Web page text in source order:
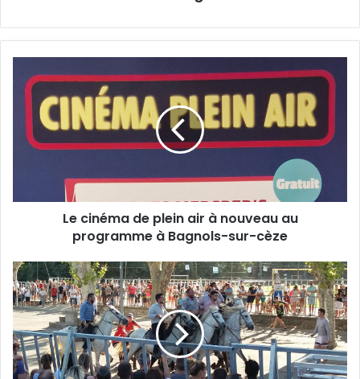
cinéma
plein
programme
cèze
Le cinéma de plein air à nouveau au
programme à Bagnols-sur-cèze
Tresques
en
Fête
les
13
&